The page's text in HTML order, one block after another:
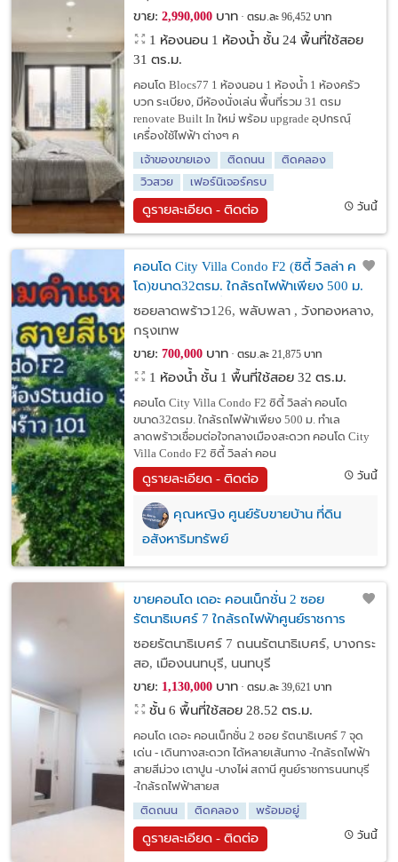
ขาย: 2,990,000บาท ตรม.ละ 96,452 บาท
1 ห้องนอน 1 ห้องน้ำ ชั้น 24 พื้นที่ใช้สอย
31 ตร.ม.
คอนโด Blocs77 1 ห้องนอน 1 ห้องน้ำ 1 ห้องครัว
บวก ระเบียง, มีห้องนั่งเล่น พื้นที่รวม 31 ตรม
renovate Built In ใหม่ พร้อม upgrade อุปกรณฺ์
เครื่องใช้ไฟฟ้า ต่างๆ ค
เจ้าของขายเอง
ติดถนน
ติดคลอง
วิวสวย
เฟอร์นิเจอร์ครบ
ดูรายละเอียด - ติดต่อ วันนี้
คอนโด City Villa Condo F2 (ซิตี้ วิลล่า คอน
โด)ขนาด32ตรม. ใกล้รถไฟฟ้าเพียง 500 ม.
ทำเลลาดพร้าวเชื่อมต่อใจกลางเมืองสะดวก
ซอยลาดพร้าว126, พลับพลา , วังทองหลาง,
กรุงเทพ
ขาย: 700,000บาท ตรม.ละ 21,875 บาท
1 ห้องน้ำ ชั้น 1 พื้นที่ใช้สอย 32 ตร.ม.
คอนโด City Villa Condo F2 ซิตี้ วิลล่า คอนโด
ขนาด32ตรม. ใกล้รถไฟฟ้าเพียง 500 ม. ทำเล
ลาดพร้าวเชื่อมต่อใจกลางเมืองสะดวก คอนโด City
Villa Condo F2 ซิตี้ วิลล่า คอน
ดูรายละเอียด - ติดต่อ วันนี้
คุณหญิง ศูนย์รับขายบ้าน ที่ดิน
อสังหาริมทรัพย์
ขายคอนโด เดอะ คอนเน็กชั่น 2 ซอย
รัตนาธิเบศร์ 7 ใกล้รถไฟฟ้าศูนย์ราชการ
นนทบุรี ชั้น 6 พื้นที่ 28.52 ตรม.
ซอยรัตนาธิเบศร์ 7 ถนนรัตนาธิเบศร์, บางกระ
สอ, เมืองนนทบุรี, นนทบุรี
ขาย: 1,130,000บาท ตรม.ละ 39,621 บาท
ชั้น 6 พื้นที่ใช้สอย 28.52 ตร.ม.
คอนโด เดอะ คอนเน็กชั่น 2 ซอย รัตนาธิเบศร์ 7 จุด
เด่น - เดินทางสะดวก ได้หลายเส้นทาง -ใกล้รถไฟฟ้า
สายสีม่วง เตาปูน -บางไผ่ สถานี ศูนย์ราชการนนทบุรี
-ใกล้รถไฟฟ้าสายส
ติดถนน
ติดคลอง พร้อมอยู่
ดูรายละเอียด - ติดต่อ วันนี้